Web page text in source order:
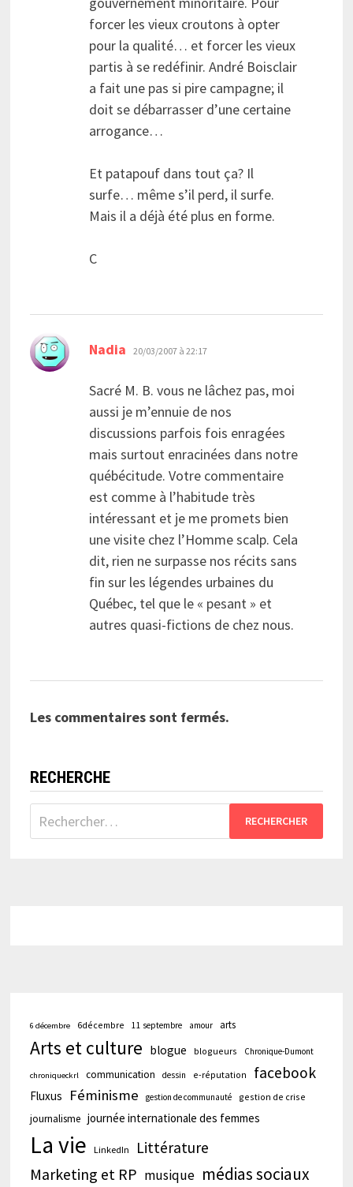
forcer les vieux croutons à opter
pour la qualité… et forcer les vieux
partis à se redéfinir. André Boisclair
a fait une pas si pire campagne; il
doit se débarrasser d’une certaine
arrogance…
Et patapouf dans tout ça? Il
surfe… même s’il perd, il surfe.
Mais il a déjà été plus en forme.
C
Nadia dit :
20/03/2007 à 22:17
Sacré M. B. vous ne lâchez pas, moi
aussi je m’ennuie de nos
discussions parfois fois enragées
mais surtout enracinées dans notre
québécitude. Votre commentaire
est comme à l’habitude très
intéressant et je me promets bien
une visite chez l’Homme scalp. Cela
dit, rien ne surpasse nos récits sans
fin sur les légendes urbaines du
Québec, tel que le « pesant » et
autres quasi-fictions de chez nous.
Les commentaires sont fermés.
RECHERCHE
Rechercher :
6 décembre 6décembre 11 septembre amour arts
Arts et culture blogue blogueurs Chronique-Dumont
chroniqueckrl communication dessin e-réputation facebook
Fluxus Féminisme gestion de communauté gestion de crise
journalisme journée internationale des femmes
La vie LinkedIn Littérature
Marketing et RP musique médias sociaux